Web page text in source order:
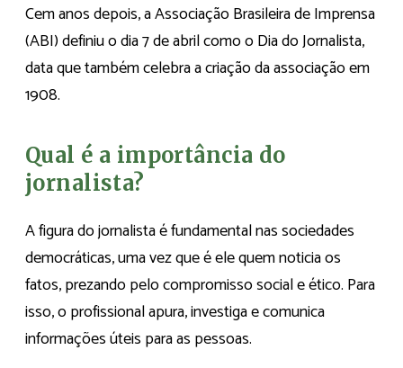
Cem anos depois, a Associação Brasileira de Imprensa
(ABI) definiu o dia 7 de abril como o Dia do Jornalista,
data que também celebra a criação da associação em
1908.
Qual é a importância do
jornalista?
A figura do jornalista é fundamental nas sociedades
democráticas, uma vez que é ele quem noticia os
fatos, prezando pelo compromisso social e ético. Para
isso, o profissional apura, investiga e comunica
informações úteis para as pessoas.